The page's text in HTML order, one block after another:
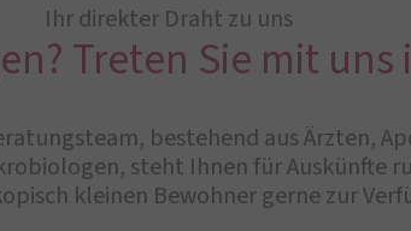
Ihr direkter Draht zu uns
Treten Sie mit
bestehend aus Ärzten,
steht Ihnen für Auskünfte
kleinen Bewohner gerne zur